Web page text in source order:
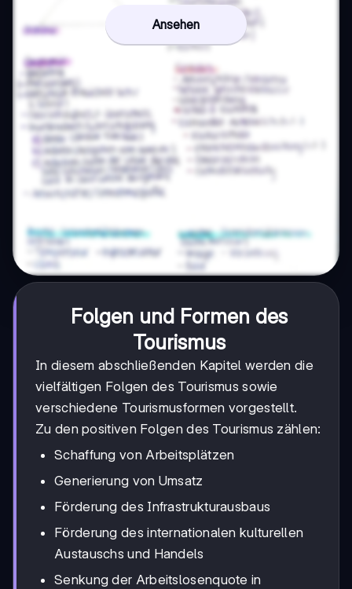
Ansehen
Folgen und Formen des
Tourismus
In diesem abschließenden Kapitel werden die
vielfältigen Folgen des Tourismus sowie
verschiedene Tourismusformen vorgestellt.
Zu den positiven Folgen des Tourismus zählen:
Schaffung von Arbeitsplätzen
Generierung von Umsatz
Förderung des Infrastrukturausbaus
Förderung des internationalen kulturellen
Austauschs und Handels
Senkung der Arbeitslosenquote in